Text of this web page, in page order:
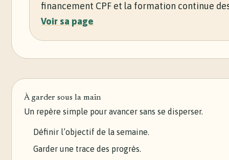
financement CPF et la formation continue
Voir sa page
À garder sous la main
Un repère simple pour avancer sans se disperser.
Définir l’objectif de la semaine.
Garder une trace des progrès.